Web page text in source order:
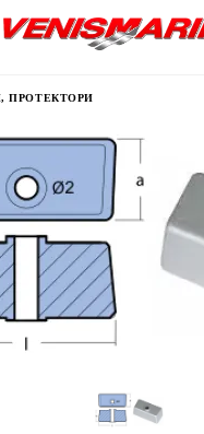
ПРОТЕКТОРИ